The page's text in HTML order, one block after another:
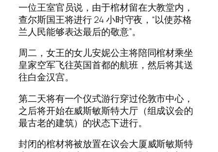
一位王室官员说，由于棺材留在大教堂内，
查尔斯国王将进行 24 小时守夜，“以使苏格
兰人民能够表达最后的敬意”。
周二，女王的女儿安妮公主将陪同棺材乘坐
皇家空军飞往英国首都的航班，然后将其送
往白金汉宫。
第二天将有一个仪式游行穿过伦敦市中心，
之后将开始在威斯敏斯特大厅（组成议会的
最古老的建筑）的状态下进行。
封闭的棺材将被放置在议会大厦威斯敏斯特